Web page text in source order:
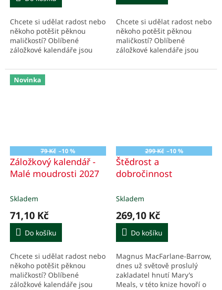
Chcete si udělat radost nebo
někoho potěšit pěknou
maličkostí? Oblíbené
záložkové kalendáře jsou
nejbližší, přátele,
spolupracovníky nebo
spolužáky.
z
hvězdiček.
Chcete si udělat radost nebo
někoho potěšit pěknou
maličkostí? Oblíbené
záložkové kalendáře jsou
nejbližší, přátele,
Novinka
79 Kč –10 %
Záložkový kalendář -
Malé moudrosti 2027
Skladem
71,10 Kč
Do košíku
Chcete si udělat radost nebo
někoho potěšit pěknou
maličkostí? Oblíbené
záložkové kalendáře jsou
299 Kč –10 %
Štědrost a
dobročinnost
Skladem
269,10 Kč
Do košíku
Magnus MacFarlane-Barrow,
dnes už světově proslulý
zakladatel hnutí Mary’s
Meals, v této knize hovoří o